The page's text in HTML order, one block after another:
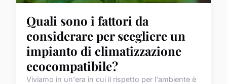
Quali sono i fattori da
considerare per scegliere un
impianto di climatizzazione
ecocompatibile?
Viviamo in un'era in cui il rispetto per l'ambiente è